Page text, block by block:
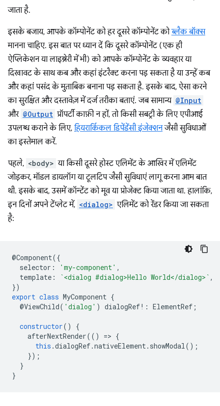
जाता है.
इसके बजाय, आपके कॉम्पोनेंट को हर दूसरे कॉम्पोनेंट कोब्लैक बॉक्स
मानना चाहिए. इस बात पर ध्यान दें कि दूसरे कॉम्पोनेंट (एक ही
ऐप्लिकेशन या लाइब्रेरी में भी) को आपके कॉम्पोनेंट के व्यवहार या
दिखावट के साथ कब और कहां इंटरैक्ट करना पड़ सकता है या उन्हें कब
और कहां पसंद के मुताबिक बनाना पड़ सकता है. इसके बाद, ऐसा करने
का सुरक्षित और दस्तावेज़ में दर्ज तरीका बताएं. जब सामान्य @Input
और @Output प्रॉपर्टी काफ़ी न हों, तो किसी सबट्री के लिए एपीआई
उपलब्ध कराने के लिए, हियरार्किकल डिपेंडेंसी इंजेक्शनजैसी सुविधाओं
का इस्तेमाल करें.
पहले, <body> या किसी दूसरे होस्ट एलिमेंट के आखिर में एलिमेंट
जोड़कर, मॉडल डायलॉग या टूलटिप जैसी सुविधाएं लागू करना आम बात
थी. इसके बाद, उसमें कॉन्टेंट को मूव या प्रोजेक्ट किया जाता था. हालांकि,
इन दिनों अपने टेंप्लेट में, <dialog> एलिमेंट को रेंडर किया जा सकता
है:
@Component({
selector : 'my-component' ,
template : `<dialog #dialog>Hello World</dialog>` ,
})
export class MyComponent {
@ViewChild( 'dialog' ) dialogRef!: ElementRef ;
constructor()
{
afterNextRender(() => {
this .dialogRef.nativeElement. showModal();
});
}
}